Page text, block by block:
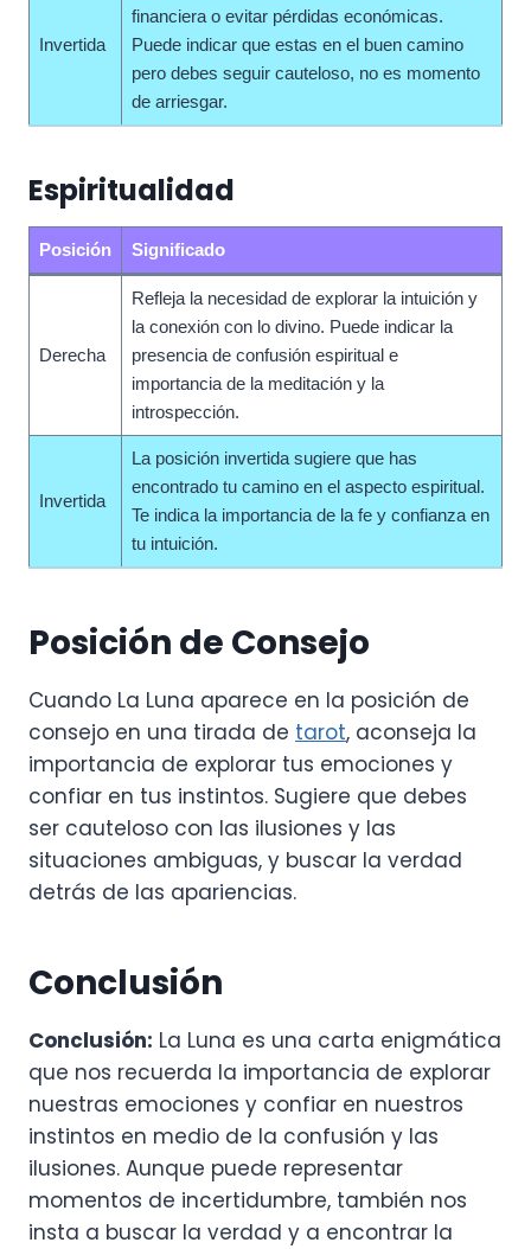
Invertida
financiera o evitar pérdidas económicas.
Puede indicar que estas en el buen camino
pero debes seguir cauteloso, no es momento
de arriesgar.
Espiritualidad
Posición Significado
Derecha
Refleja la necesidad de explorar la intuición y
la conexión con lo divino. Puede indicar la
presencia de confusión espiritual e
importancia de la meditación y la
introspección.
Invertida
La posición invertida sugiere que has
encontrado tu camino en el aspecto espiritual.
Te indica la importancia de la fe y confianza en
tu intuición.
Posición de Consejo
Cuando La Luna aparece en la posición de
consejo en una tirada de tarot, aconseja la
importancia de explorar tus emociones y
confiar en tus instintos. Sugiere que debes
ser cauteloso con las ilusiones y las
situaciones ambiguas, y buscar la verdad
detrás de las apariencias.
Conclusión
Conclusión: La Luna es una carta enigmática
que nos recuerda la importancia de explorar
nuestras emociones y confiar en nuestros
instintos en medio de la confusión y las
ilusiones. Aunque puede representar
momentos de incertidumbre, también nos
insta a buscar la verdad y a encontrar la